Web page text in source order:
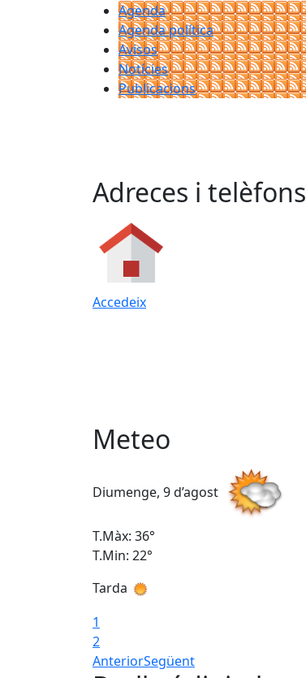
Agenda
Agenda política
Avisos
Notícies
Publicacions
Adreces i telèfons
Accedeix
Meteo
Diumenge, 9 d’agost
T.Màx: 36°
T.Min: 22°
Tarda
1
2
AnteriorSegüent